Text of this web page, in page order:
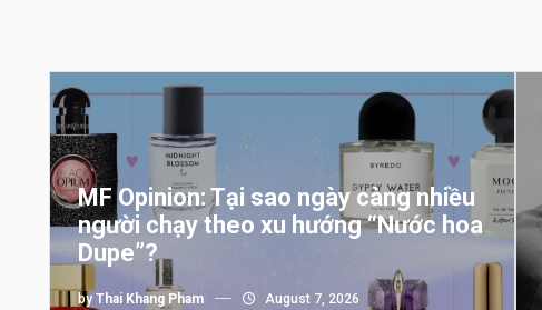
MF Opinion: Tại sao ngày càng nhiều
người chạy theo xu hướng “Nước hoa
Dupe”?
by Thai Khang Pham August 7, 2026